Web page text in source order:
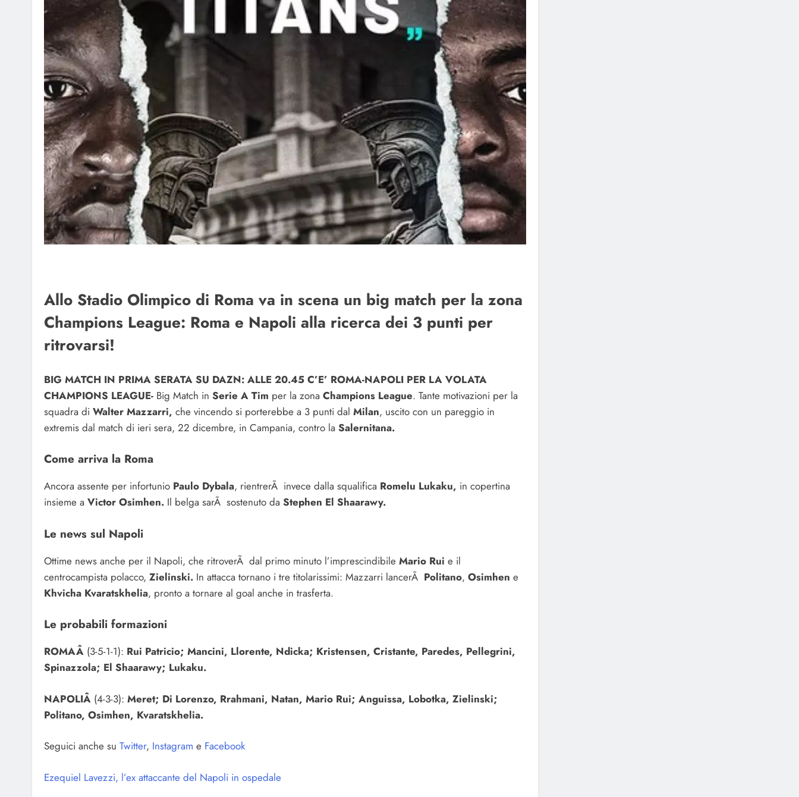
Allo Stadio Olimpico di Roma va in scena un big match per la zona
Champions League: Roma e Napoli alla ricerca dei 3 punti per
ritrovarsi!
BIG MATCH IN PRIMA SERATA SU DAZN: ALLE 20.45 C’E’ ROMA-NAPOLI PER LA VOLATA
CHAMPIONS LEAGUE- Big Match in Serie A Tim per la zona Champions League. Tante motivazioni per la
squadra di Walter Mazzarri, che vincendo si porterebbe a 3 punti dal Milan, uscito con un pareggio in
extremis dal match di ieri sera, 22 dicembre, in Campania, contro la Salernitana.
Come arriva la Roma
Ancora assente per infortunio Paulo Dybala, rientrerÃ invece dalla squalifica Romelu Lukaku, in copertina
insieme a Victor Osimhen. Il belga sarÃ sostenuto da Stephen El Shaarawy.
Le news sul Napoli
Ottime news anche per il Napoli, che ritroverÃ dal primo minuto l’imprescindibile Mario Rui e il
centrocampista polacco, Zielinski. In attacca tornano i tre titolarissimi: Mazzarri lancerÃ Politano, Osimhen e
Khvicha Kvaratskhelia, pronto a tornare al goal anche in trasferta.
Le probabili formazioni
ROMAÂ (3-5-1-1): Rui Patricio; Mancini, Llorente, Ndicka; Kristensen, Cristante, Paredes, Pellegrini,
Spinazzola; El Shaarawy; Lukaku.
NAPOLIÂ (4-3-3): Meret; Di Lorenzo, Rrahmani, Natan, Mario Rui; Anguissa, Lobotka, Zielinski;
Politano, Osimhen, Kvaratskhelia.
Seguici anche su Twitter, Instagram e Facebook
Ezequiel Lavezzi, l’ex attaccante del Napoli in ospedale